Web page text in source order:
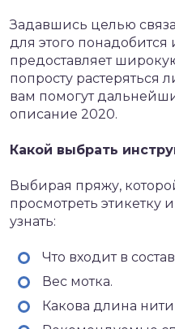
Задавшись целью
для этого
предоставляет
попросту растеряться
вам помогут
описание 2020.
Какой выбрать
Выбирая пряжу,
просмотреть
узнать:
Что входит в
Вес мотка.
Какова длина нити